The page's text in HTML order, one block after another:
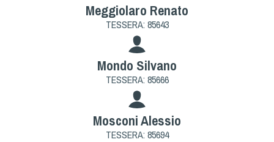
Meggiolaro Renato
TESSERA: 85643
Mondo Silvano
TESSERA: 85666
Mosconi Alessio
TESSERA: 85694